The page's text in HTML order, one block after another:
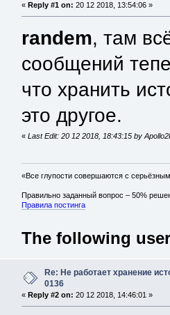
«Reply #1 on: 20 12 2018, 13:54:06 »
randem, там
сообщений
что хранить
это другое.
«Last Edit: 20 12 2018, 18:43:15 by
«Все глупости совершаются с
Правильно заданный вопрос – 50%
Правила постинга
The following
Re: Не работает хранение
0136
« Reply #2 on: 20 12 2018, 14:46:01 »